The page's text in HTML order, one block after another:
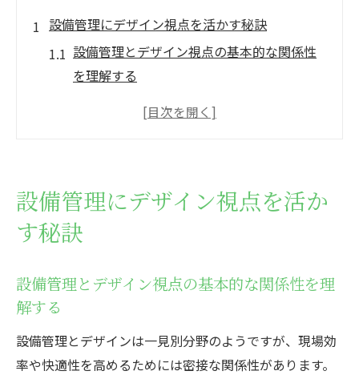
設備管理にデザイン視点を活かす秘訣
設備管理とデザイン視点の基本的な関係性
を理解する
設備管理にデザインを融合させるメリット
現場効率を向上させる設備管理のデザイン
活用術
工夫
快適な現場作りに役立つ設備管理術
快適さを追求した設備管理のデザインポイ
ント
設備管理にデザイン視点を活か
す秘訣
設備管理とデザイン視点の基本的な関係性を理
解する
設備管理とデザインは一見別分野のようですが、現場効
率や快適性を高めるためには密接な関係性があります。